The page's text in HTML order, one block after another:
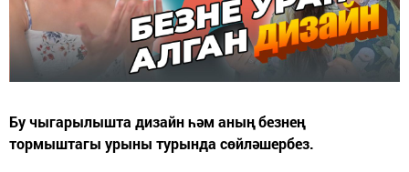
Бу чыгарылышта дизайн һәм аның безнең
тормыштагы урыны турында сөйләшербез.